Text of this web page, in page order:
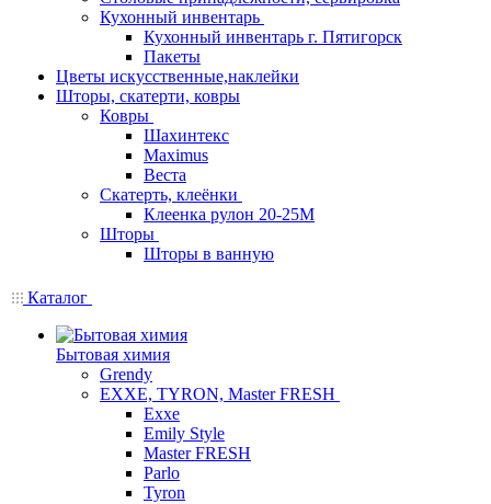
Кухонный инвентарь
Кухонный инвентарь г. Пятигорск
Пакеты
Цветы искусственные,наклейки
Шторы, скатерти, ковры
Ковры
Шахинтекс
Maximus
Веста
Скатерть, клеёнки
Клеенка рулон 20-25М
Шторы
Шторы в ванную
Каталог
Бытовая химия
Grendy
EXXE, TYRON, Master FRESH
Exxe
Emily Style
Master FRESH
Parlo
Tyron